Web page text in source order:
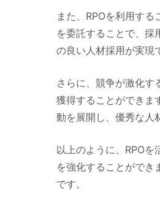
また、RPOを利用す
を委託することで、採
の良い人材採用が実現
さらに、競争が激化す
獲得することができま
動を展開し、優秀な人
以上のように、RPO
を強化することができ
です。